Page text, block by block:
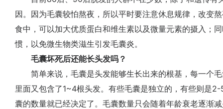
因。因为毛囊较怕熬夜，所以平时要注意休息规律，改变
食中，可以加大优质蛋白和维生素以及微量元素的摄入；
惯，以免微生物类滋生引发毛囊炎。
毛囊坏死后还能长头发吗？
简单来说，毛囊是头发能够生长出来的根基，每一个毛
里面又包含了1~4根头发。有些毛囊是独立的，有些则是
囊的数量就已经决定了。毛囊数量只会随着年龄衰老逐渐